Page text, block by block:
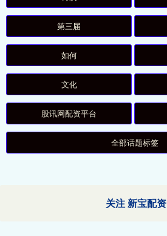
第三届
如何
文化
股讯网配资平台
全部话题标签
关注 新宝配资